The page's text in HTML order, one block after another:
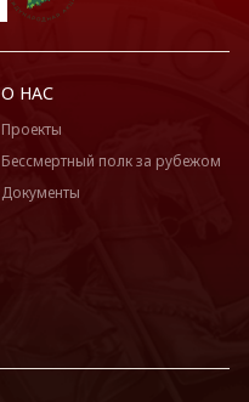
О НАС
Проекты
Бессмертный полк за рубежом
Документы